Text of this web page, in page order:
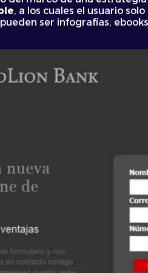
, a los cuales el usuario
ser infografías,